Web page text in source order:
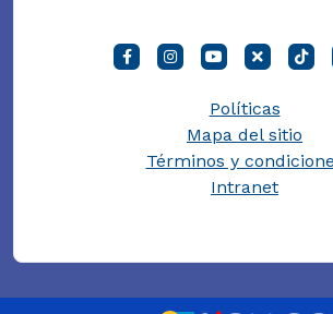
Políticas
Mapa del sitio
Términos y
Intranet